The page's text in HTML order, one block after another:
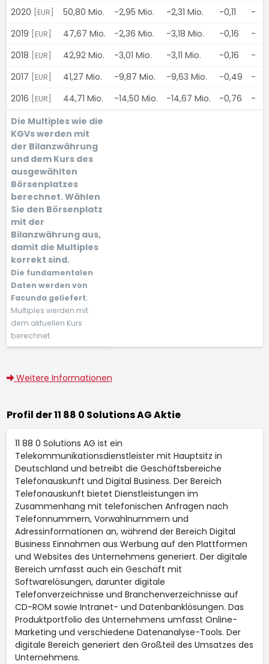
2020 [EUR] 50,80 Mio. -2,95 Mio. -2,31 Mio. -0,11
-
2019
[EUR] 47,67 Mio. -2,36 Mio. -3,18 Mio. -0,16
-
2018
[EUR] 42,92 Mio. -3,01 Mio. -3,11 Mio. -0,16
-
2017
[EUR] 41,27 Mio. -9,87 Mio. -9,63 Mio. -0,49
-
2016
[EUR] 44,71 Mio. -14,50 Mio. -14,67 Mio. -0,76
-
Die Multiples wie die
KGVs werden mit
der Bilanzwährung
und dem Kurs des
ausgewählten
Börsenplatzes
berechnet. Wählen
Sie den Börsenplatz
mit der
Bilanzwährung aus,
damit die Multiples
korrekt sind.
Die fundamentalen
Daten werden von
Facunda geliefert;
Multiples werden mit
dem aktuellen Kurs
berechnet.
Weitere Informationen
Profil der 11 88 0 Solutions AG Aktie
11 88 0 Solutions AG ist ein
Telekommunikationsdienstleister mit Hauptsitz in
Deutschland und betreibt die Geschäftsbereiche
Telefonauskunft und Digital Business. Der Bereich
Telefonauskunft bietet Dienstleistungen im
Zusammenhang mit telefonischen Anfragen nach
Telefonnummern, Vorwahlnummern und
Adressinformationen an, während der Bereich Digital
Business Einnahmen aus Werbung auf den Plattformen
und Websites des Unternehmens generiert. Der digitale
Bereich umfasst auch ein Geschäft mit
Softwarelösungen, darunter digitale
Telefonverzeichnisse und Branchenverzeichnisse auf
CD-ROM sowie Intranet- und Datenbanklösungen. Das
Produktportfolio des Unternehmens umfasst Online-
Marketing und verschiedene Datenanalyse-Tools. Der
digitale Bereich generiert den Großteil des Umsatzes des
Unternehmens.